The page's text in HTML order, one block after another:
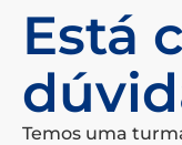
Está
Temos uma